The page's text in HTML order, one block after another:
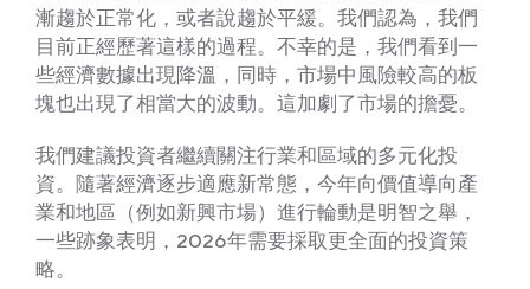
漸趨於正常化，或者說趨於平緩。我們認為，我們
目前正經歷著這樣的過程。不幸的是，我們看到一
些經濟數據出現降溫，同時，市場中風險較高的板
塊也出現了相當大的波動。這加劇了市場的擔憂。
我們建議投資者繼續關注行業和區域的多元化投
資。隨著經濟逐步適應新常態，今年向價值導向產
業和地區（例如新興市場）進行輪動是明智之舉，
一些跡象表明，2026年需要採取更全面的投資策
略。